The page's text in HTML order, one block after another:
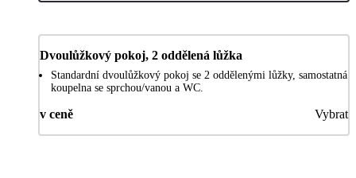
Dvoulůžkový pokoj, 2 oddělená lůžka
Standardní dvoulůžkový pokoj se 2 oddělenými lůžky, samostatná
koupelna se sprchou/vanou a WC.
v ceně Vybrat